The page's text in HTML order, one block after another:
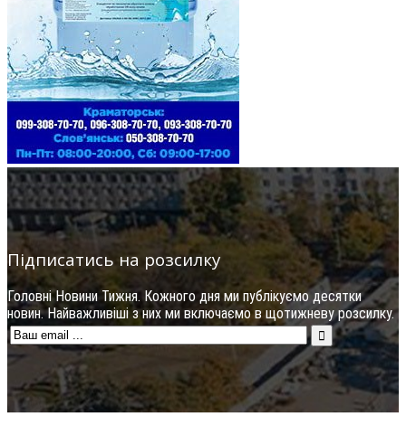
Підписатись на розсилку
Головні Новини Тижня. Кожного дня ми публікуємо десятки
новин. Найважливіші з них ми включаємо в щотижневу розсилку.